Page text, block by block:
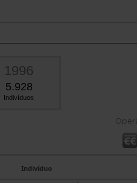
1996
5.928
Indivíduos
Indivíduo